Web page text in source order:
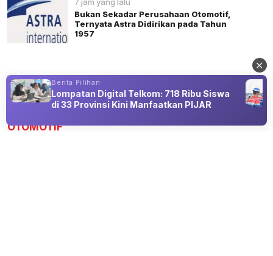
7 jam yang lalu
Bukan Sekadar Perusahaan Otomotif,
Ternyata Astra Didirikan pada Tahun
1957
Advertisement
OTOMOTIF
Berita Pilihan
Lompatan Digital Telkom: 718 Ribu Siswa
di 33 Provinsi Kini Manfaatkan PIJAR